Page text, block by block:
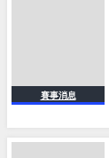
賽事消息